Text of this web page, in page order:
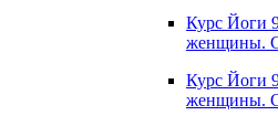
Курс Йоги
женщины.
Курс Йоги
женщины.